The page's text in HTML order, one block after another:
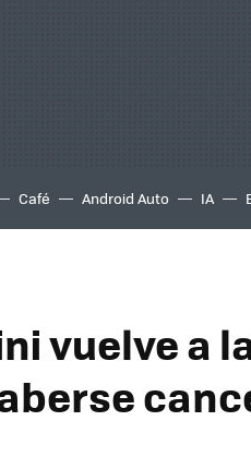
Café Android Auto IA
vuelve a